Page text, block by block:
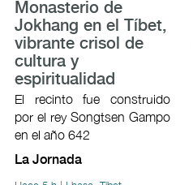
Monasterio de
Jokhang en el Tíbet,
vibrante crisol de
cultura y
espiritualidad
El recinto fue construido
por el rey Songtsen Gampo
en el año 642
La Jornada